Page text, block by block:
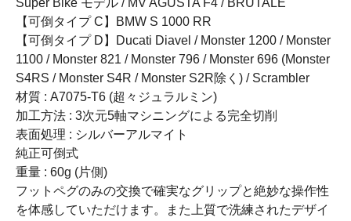
Super Bike モデル / MV AGUSTA F4 / BRUTALE
【可倒タイプ C】BMW S 1000 RR
【可倒タイプ D】Ducati Diavel / Monster 1200 / Monster
1100 / Monster 821 / Monster 796 / Monster 696 (Monster
S4RS / Monster S4R / Monster S2R除く) / Scrambler
材質 : A7075-T6 (超々ジュラルミン)
加工方法 : 3次元5軸マシニングによる完全切削
表面処理 : シルバーアルマイト
純正可倒式
重量 : 60g (片側)
フットペグのみの交換で確実なグリップと絶妙な操作性
を体感していただけます。また上質で洗練されたデザイ